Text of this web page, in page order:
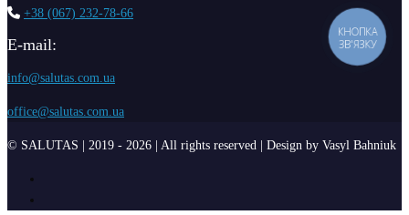
+38 (067) 232-78-66
Е-mail:
info@salutas.com.ua
office@salutas.com.ua
© SALUTAS | 2019 - 2026 | All rights reserved | Design by Vasyl Bahniuk
КНОПКА
ЗВ'ЯЗКУ